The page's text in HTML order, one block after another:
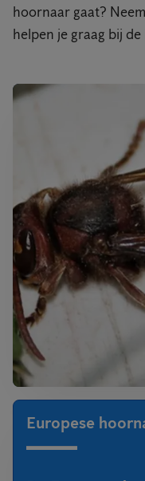
hoornaar gaat?
helpen je graag bij
Europese